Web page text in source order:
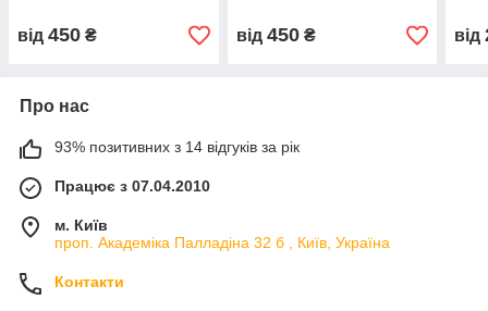
від 450 ₴ від 450₴ від
Про нас
93% позитивних з 14 відгуків за рік
Працює з 07.04.2010
м. Київ
проп. Академіка Палладіна 32 б , Київ, Україна
Контакти